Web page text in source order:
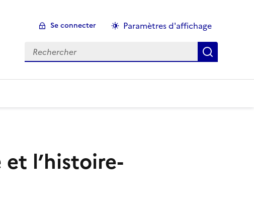
Se connecter
Paramètres d'affichage
Rechercher :
l’histoire-